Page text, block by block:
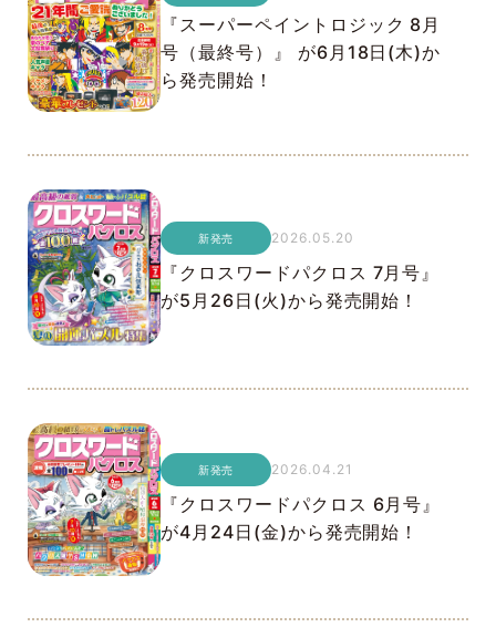
『スーパーペイントロジック 8月
号（最終号）』 が6月18日(木)か
ら発売開始！
新発売 2026.05.20
『クロスワードパクロス 7月号』
が5月26日(火)から発売開始！
新発売 2026.04.21
『クロスワードパクロス 6月号』
が4月24日(金)から発売開始！